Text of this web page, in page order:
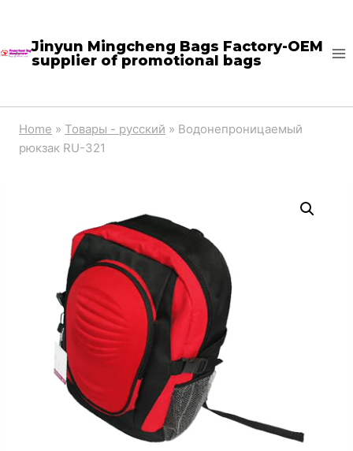
content
Jinyun Mingcheng Bags Factory-OEM
supplier of promotional bags
Home » Товары - русский » Водонепроницаемый
рюкзак RU-321